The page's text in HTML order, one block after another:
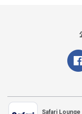
Safari Lounge